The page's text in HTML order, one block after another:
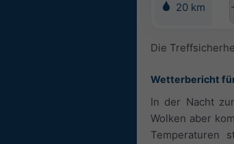
20 km
Die
Wetterbericht
In der Nacht
Wolken aber
Temperaturen